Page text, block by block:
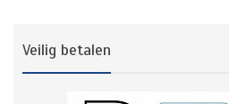
Veilig betalen